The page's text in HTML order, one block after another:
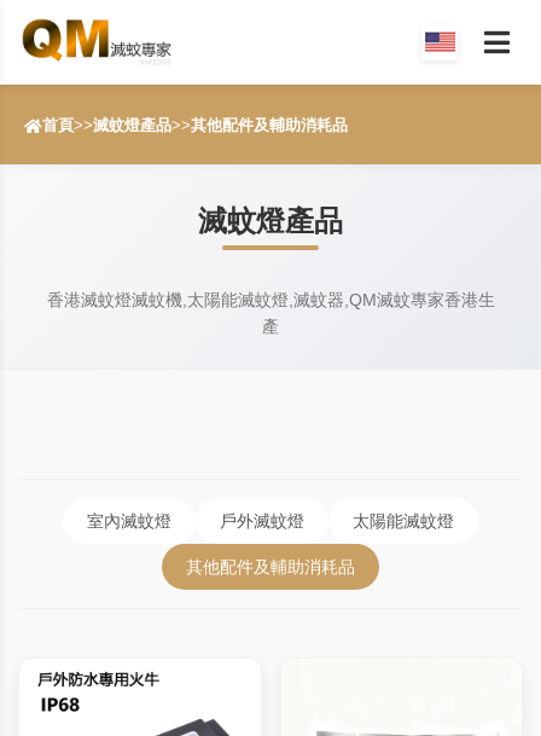
首頁>>滅蚊燈產品>>其他配件及輔助消耗品
滅蚊燈產品
香港滅蚊燈滅蚊機,太陽能滅蚊燈,滅蚊器,QM滅蚊專家香港生
產
室內滅蚊燈 戶外滅蚊燈 太陽能滅蚊燈
其他配件及輔助消耗品